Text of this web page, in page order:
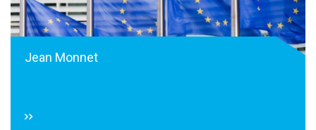
Jean Monnet